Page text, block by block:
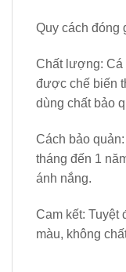
Quy cách đóng
Chất lượng: Cá
được chế biến
dùng chất bảo
Cách bảo
tháng đến 1
ánh nắng.
Cam kết: Tuyệt
màu, không